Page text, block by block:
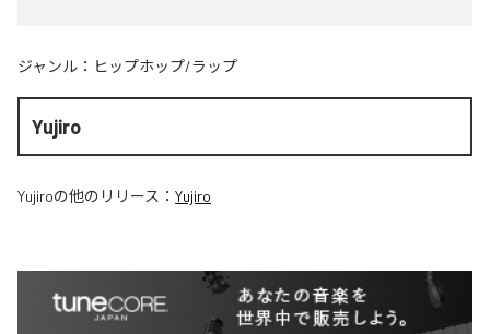
ジャンル： ヒップホップ/ラップ
Yujiro
Yujiroの他のリリース： Yujiro